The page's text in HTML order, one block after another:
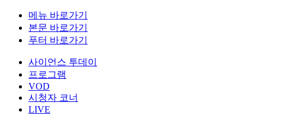
메뉴 바로가기
본문 바로가기
푸터 바로가기
사이언스 투데이
프로그램
VOD
시청자 코너
LIVE